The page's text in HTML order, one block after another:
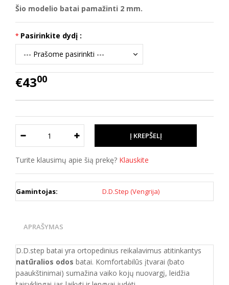
Šio modelio batai pamažinti 2 mm.
Pasirinkite dydį :
€4300
Turite klausimų apie šią prekę? Klauskite
Gamintojas: D.D.Step (Vengrija)
APRAŠYMAS
D.D.step batai yra ortopedinius reikalavimus atitinkantys
natūralios odos batai. Komfortabilūs įtvarai (bato
paaukštinimai) sumažina vaiko kojų nuovargį, leidžia